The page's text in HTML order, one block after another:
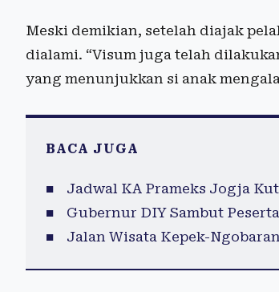
Meski demikian, setelah diajak
dialami. “Visum juga telah
yang menunjukkan si anak
BACA JUGA
Jadwal KA Prameks Jogja
Gubernur DIY Sambut
Jalan Wisata Kepek-